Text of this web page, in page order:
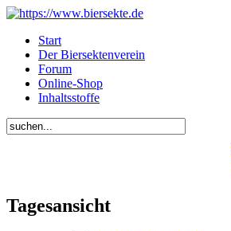
Start
Der Biersektenverein
Forum
Online-Shop
Inhaltsstoffe
Tagesansicht